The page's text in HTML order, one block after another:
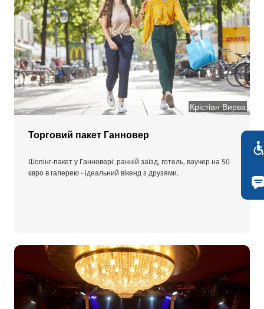
Крістіан Вирва
Торговий пакет Ганновер
Шопінг-пакет у Ганновері: ранній заїзд, готель, ваучер на 50
євро в галерею - ідеальний вікенд з друзями.